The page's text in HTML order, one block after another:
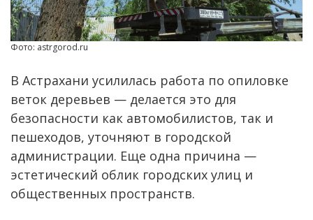
Фото: astrgorod.ru
В Астрахани усилилась работа по опиловке
веток деревьев — делается это для
безопасности как автомобилистов, так и
пешеходов, уточняют в городской
администрации. Еще одна причина —
эстетический облик городских улиц и
общественных пространств.